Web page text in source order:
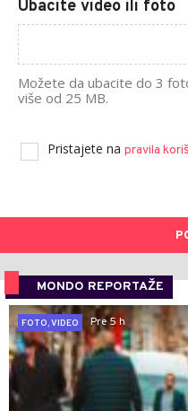
Ubacite video ili foto
Možete da ubacite do 3
više od 25 MB.
Pristajete na pravila
MONDO REPORTAŽE
FOTO, VIDEO
Pre 5 h